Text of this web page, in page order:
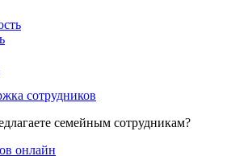
сотрудников
семейным сотрудникам?
онлайн